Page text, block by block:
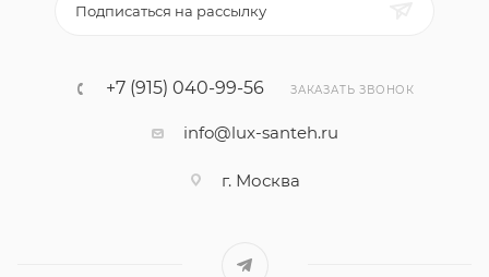
Подписаться на рассылку
+7 (915) 040-99-56 ЗАКАЗАТЬ ЗВОНОК
info@lux-santeh.ru
г. Москва